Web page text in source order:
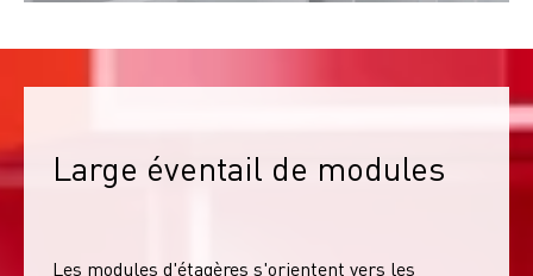
Large éventail de modules
Les modules d'étagères s'orientent vers les